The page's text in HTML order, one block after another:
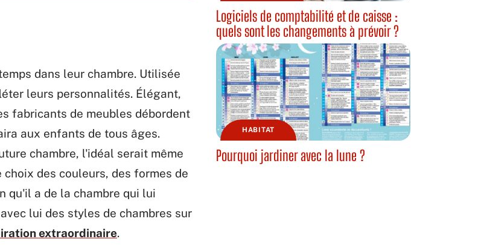
dans leur chambre. Utilisée
leurs personnalités. Élégant,
fabricants de meubles débordent
aux enfants de tous âges.
chambre, l'idéal serait même
des couleurs, des formes de
qu'il a de la chambre qui lui
lui des styles de chambres sur
extraordinaire.
Logiciels de comptabilité et de caisse :
quels sont les changements à prévoir ?
HABITAT
Pourquoi jardiner avec la lune ?